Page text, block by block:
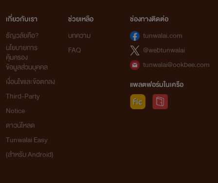
เกี่ยวกับเรา
ธัญวลัยคือ?
นโยบายการ
คุ้มครอง
ข้อมูลส่วนบุคคล
เงื่อนไขและข้อตกลง
Third-Party
Notice
ดาวน์โหลด
Tunwalai Easy
(สำหรับ Android)
ช่วยเหลือ
บทความ
FAQ
ช่องทางติดต่อ
tunwalai.com
@webtunwalai
tunwalai@ookbee.com
แพลตฟอร์มในเครือ